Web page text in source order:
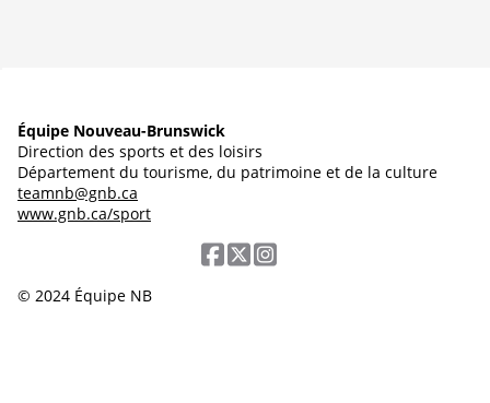
Équipe Nouveau-Brunswick
Direction des sports et des loisirs
Département du tourisme, du patrimoine et de la culture
teamnb@gnb.ca
www.gnb.ca/sport
© 2024 Équipe NB